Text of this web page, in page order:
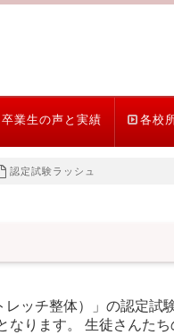
卒業生の声と実績 各校
認定試験ラッシュ
ッチ整体）」の認定試
なります。 生徒さんた